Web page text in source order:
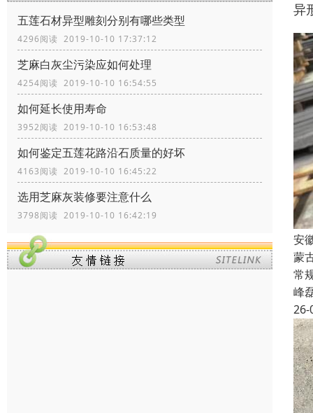
五莲石材异型雕刻分别有哪些类型
4296阅读 2019-10-10 17:37:12
芝麻白灰尘污染应如何处理
4254阅读 2019-10-10 16:54:55
如何延长使用寿命
3952阅读 2019-10-10 16:53:48
如何鉴定五莲花路沿石质量的好坏
4163阅读 2019-10-10 16:45:22
选用芝麻灰装修要注意什么
3798阅读 2019-10-10 16:42:19
异
安
蒙
常
峰
26-